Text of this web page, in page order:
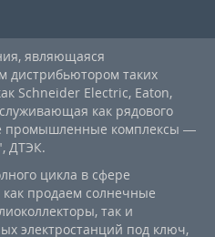
являющаяся
таких
Schneider Electric, Eaton,
как рядового
промышленные комплексы —
ДТЭК.
цикла в сфере
продаем солнечные
так и
электростанций под ключ,